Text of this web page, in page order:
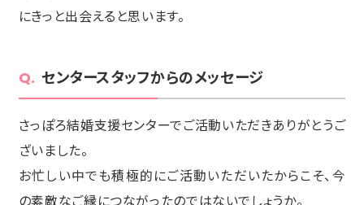
にきっと出会えると思います。
センタースタッフからのメッセージ
さっぽろ結婚支援センターでご活動いただきありがとうご
ざいました。
お忙しい中でも積極的にご活動いただいたからこそ、今
の素敵なご縁につながったのではないでしょうか。